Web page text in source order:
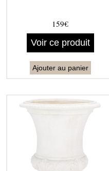
159€
Voir ce produit
Ajouter au panier